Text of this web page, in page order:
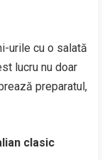
urile cu o salată
lucru nu doar
preparatul,
clasic